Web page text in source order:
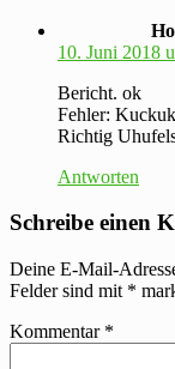
10. Juni 2018
Bericht. ok
Fehler:
Richtig
Antworten
Schreibe einen
Deine E-Mail-
Felder sind mit *
Kommentar *